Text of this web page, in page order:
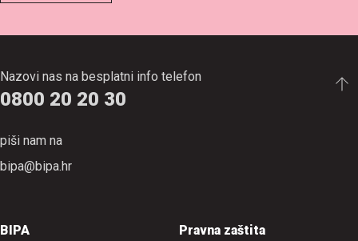
Nazovi nas na besplatni info telefon
0800 20 20 30
piši nam na
bipa@bipa.hr
BIPA Pravna zaštita